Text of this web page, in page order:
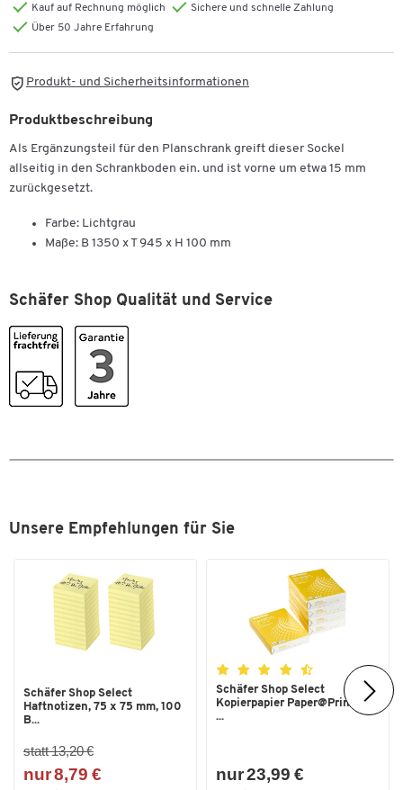
Kauf auf Rechnung möglich
Sichere und schnelle Zahlung
Über 50 Jahre Erfahrung
Produkt- und Sicherheitsinformationen
Produktbeschreibung
Als Ergänzungsteil für den Planschrank greift dieser Sockel
allseitig in den Schrankboden ein. und ist vorne um etwa 15 mm
zurückgesetzt.
Farbe: Lichtgrau
Maße: B 1350 x T 945 x H 100 mm
Schäfer Shop Qualität und Service
Unsere Empfehlungen für Sie
Schäfer Shop Select
Haftnotizen, 75 x 75 mm, 100
B...
statt 13,20 €
nur 8,79 €
Schäfer Shop Select
Kopierpapier Paper@Print, DIN
...
nur 23,99 €